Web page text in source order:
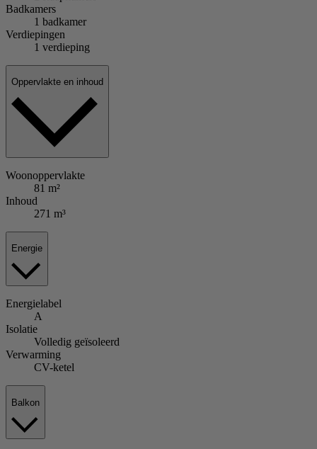
Badkamers
1 badkamer
Verdiepingen
1 verdieping
Oppervlakte en inhoud
Woonoppervlakte
81 m²
Inhoud
271 m³
Energie
Energielabel
A
Isolatie
Volledig geïsoleerd
Verwarming
CV-ketel
Balkon